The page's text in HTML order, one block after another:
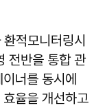
적모니터링시
전반을 통합 관
너를 동시에
율을 개선하고